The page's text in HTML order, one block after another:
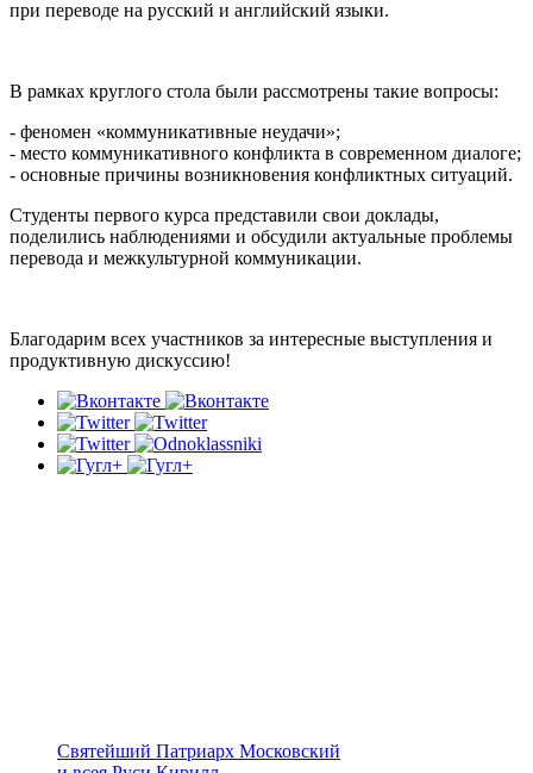
при переводе на русский и английский языки.
В рамках круглого стола были рассмотрены такие вопросы:
- феномен «коммуникативные неудачи»;
- место коммуникативного конфликта в современном диалоге;
- основные причины возникновения конфликтных ситуаций.
Студенты первого курса представили свои доклады,
поделились наблюдениями и обсудили актуальные проблемы
перевода и межкультурной коммуникации.
Благодарим всех участников за интересные выступления и
продуктивную дискуссию!
Святейший Патриарх Московский